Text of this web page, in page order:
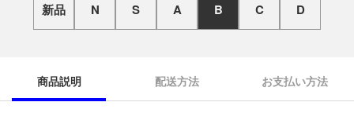
新品 N S A B C D
商品説明 配送方法 お支払い方法